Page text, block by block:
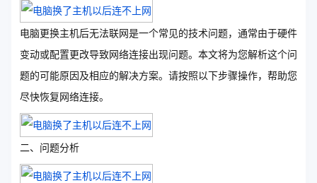
电脑更换主机后无法联网是一个常见的技术问题，通常由于硬件
变动或配置更改导致网络连接出现问题。本文将为您解析这个问
题的可能原因及相应的解决方案。请按照以下步骤操作，帮助您
尽快恢复网络连接。
二、问题分析